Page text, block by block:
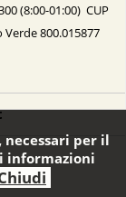
(8:00-01:00) CUP
800.015877
per il
informazioni